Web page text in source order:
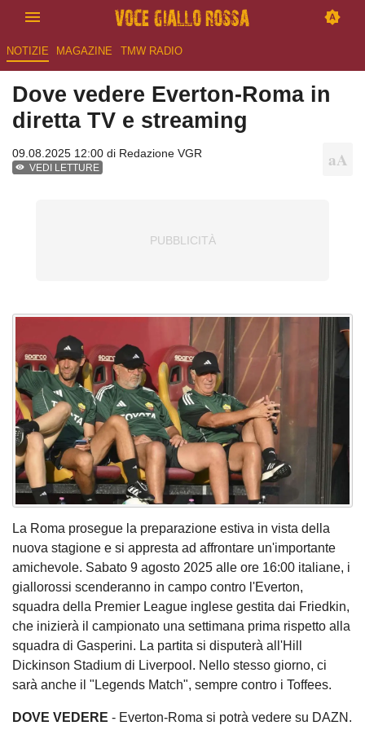
NOTIZIE MAGAZINE TMW RADIO
Dove vedere Everton-Roma in
diretta TV e streaming
09.08.2025 12:00 di Redazione VGR
VEDI LETTURE
La Roma prosegue la preparazione estiva in vista della
nuova stagione e si appresta ad affrontare un'importante
amichevole. Sabato 9 agosto 2025 alle ore 16:00 italiane, i
giallorossi scenderanno in campo contro l'Everton,
squadra della Premier League inglese gestita dai Friedkin,
che inizierà il campionato una settimana prima rispetto alla
squadra di Gasperini. La partita si disputerà all'Hill
Dickinson Stadium di Liverpool. Nello stesso giorno, ci
sarà anche il "Legends Match", sempre contro i Toffees.
DOVE VEDERE - Everton-Roma si potrà vedere su DAZN.